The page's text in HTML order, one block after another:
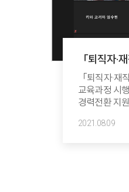
원전해체 기
진행됐으며,
추진현황, 원
Structure) 및
진행됐다. 3
「퇴직자·
2차 품질·
「​퇴직자·
교육과정 시
경력전환 지
28일부터 6일
2021.08.09